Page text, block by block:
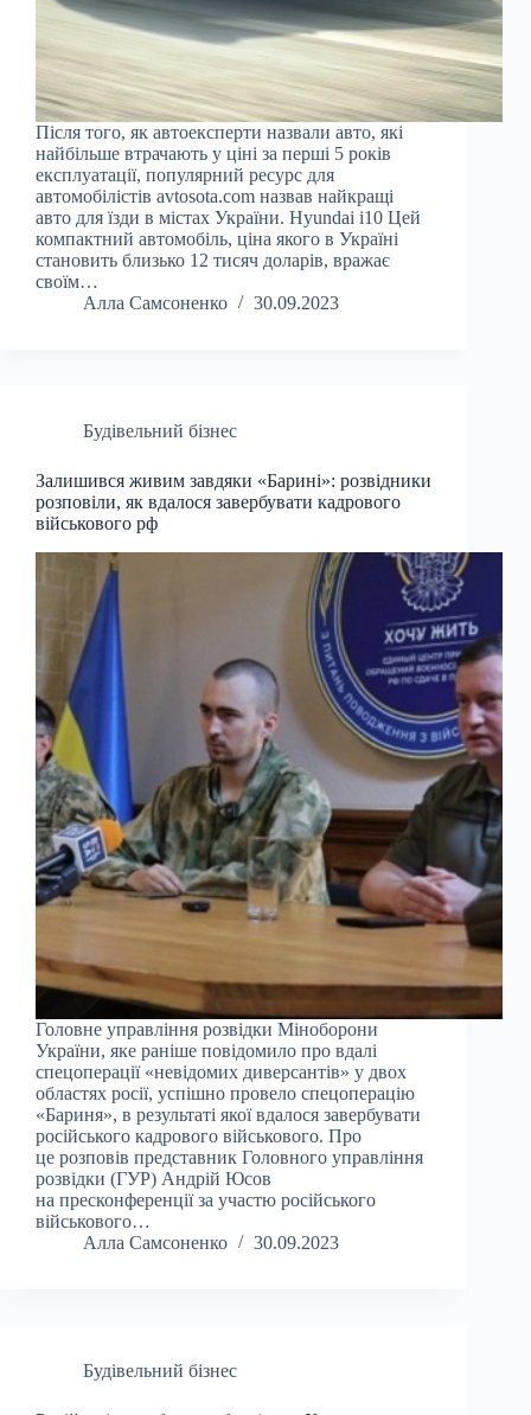
Після того, як автоексперти назвали авто, які
найбільше втрачають у ціні за перші 5 років
експлуатації, популярний ресурс для
автомобілістів avtosota.com назвав найкращі
авто для їзди в містах України. Hyundai i10 Цей
компактний автомобіль, ціна якого в Україні
становить близько 12 тисяч доларів, вражає
своїм…
Алла Самсоненко
30.09.2023
Будівельний бізнес
Залишився живим завдяки «Барині»: розвідники
розповіли, як вдалося завербувати кадрового
військового рф
Головне управління розвідки Міноборони
України, яке раніше повідомило про вдалі
спецоперації «невідомих диверсантів» у двох
областях росії, успішно провело спецоперацію
«Бариня», в результаті якої вдалося завербувати
російського кадрового військового. Про
це розповів представник Головного управління
розвідки (ГУР) Андрій Юсов
на пресконференції за участю російського
військового…
Алла Самсоненко
30.09.2023
Будівельний бізнес